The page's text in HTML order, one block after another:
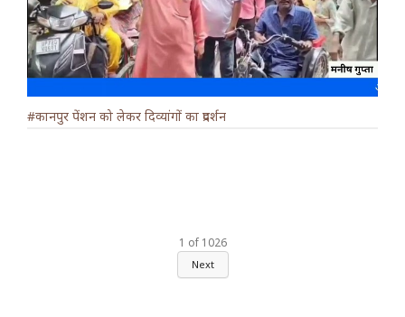
#कानपुर पेंशन को लेकर दिव्यांगों का प्रदर्शन
1 of 1026
Next